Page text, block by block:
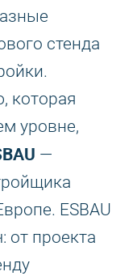
стенда
которая
уровне,
—
ESBAU
от проекта